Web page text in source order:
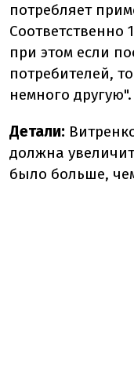
потребляет
при этом если
потребителей,
немного другую".
Детали:
должна
было больше,